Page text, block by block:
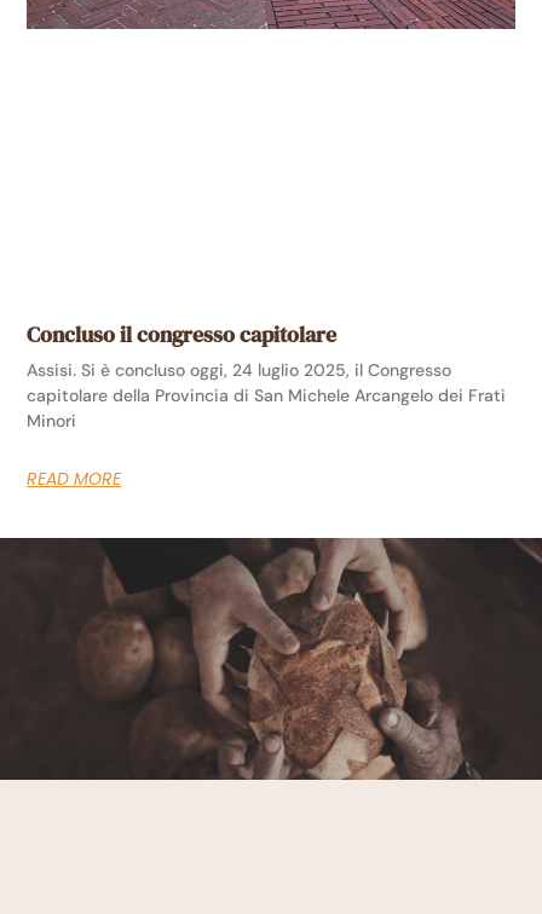
Concluso il congresso capitolare
Assisi. Si è concluso oggi, 24 luglio 2025, il Congresso
capitolare della Provincia di San Michele Arcangelo dei Frati
Minori
READ MORE